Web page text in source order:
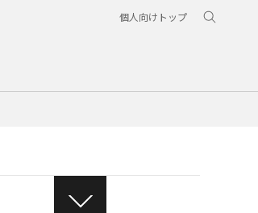
個人向けトップ